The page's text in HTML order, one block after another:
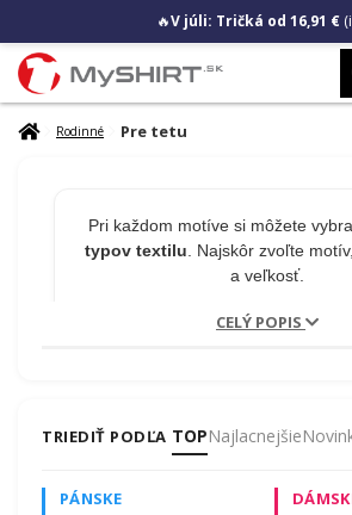
🔥V júli: Tričká od 16,91 €
Rodinné Pre tetu
Pri každom motíve si môžete
typov textilu . Najskôr zvoľte
a veľkosť.
ZADARMO
do poznámky v košíku.
Úprava je
CELÝ POPIS
TRIEDIŤ PODĽA TOPNajlacnejšie
PÁNSKE